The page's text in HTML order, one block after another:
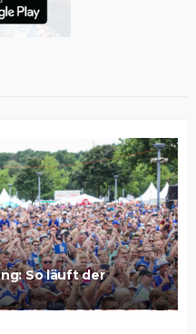
So läuft der